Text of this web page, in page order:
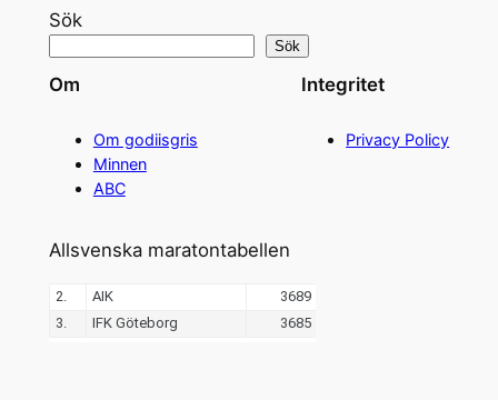
Sök
Sök
Om
Om godiisgris
Minnen
ABC
Integritet
Privacy Policy
Allsvenska maratontabellen